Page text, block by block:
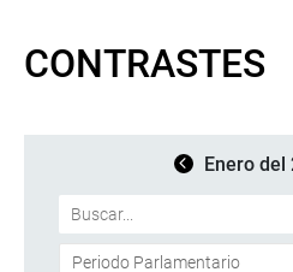
CONTRASTES
Enero del